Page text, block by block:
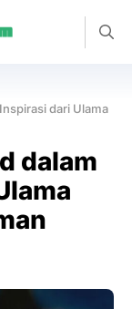
dari Ulama
dalam